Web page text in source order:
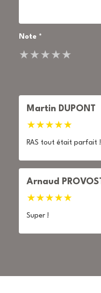
Note *
★★★★★
Martin DUPONT
★★★★★
RAS tout était parfait !
Arnaud PROVOST
★★★★★
Super !